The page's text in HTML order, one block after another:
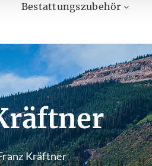
Bestattungszubehör
Kräftner